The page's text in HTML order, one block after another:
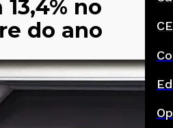
no
do ano